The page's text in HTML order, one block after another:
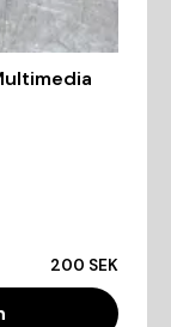
200 SEK